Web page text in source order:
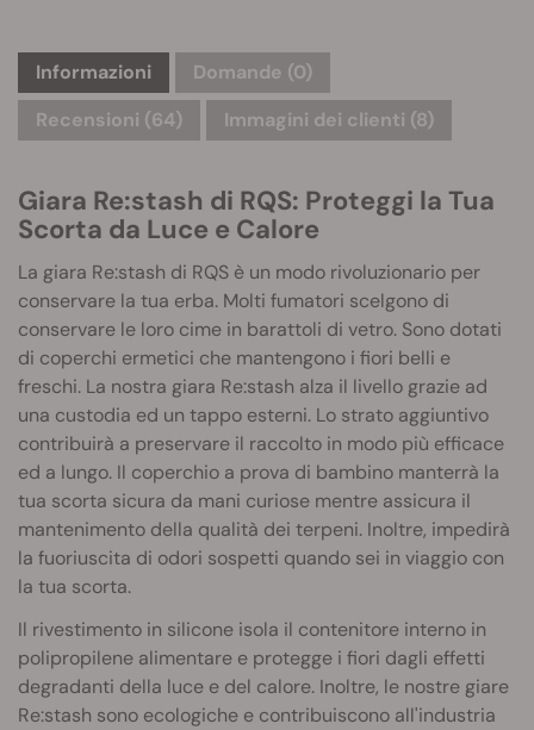
Informazioni Domande (0)
Recensioni (64)
Immagini dei clienti (8)
Giara Re:stash di RQS: Proteggi la Tua
Scorta da Luce e Calore
La giara Re:stash di RQS è un modo rivoluzionario per
conservare la tua erba. Molti fumatori scelgono di
conservare le loro cime in barattoli di vetro. Sono dotati
di coperchi ermetici che mantengono i fiori belli e
freschi. La nostra giara Re:stash alza il livello grazie ad
una custodia ed un tappo esterni. Lo strato aggiuntivo
contribuirà a preservare il raccolto in modo più efficace
ed a lungo. Il coperchio a prova di bambino manterrà la
tua scorta sicura da mani curiose mentre assicura il
mantenimento della qualità dei terpeni. Inoltre, impedirà
la fuoriuscita di odori sospetti quando sei in viaggio con
la tua scorta.
Il rivestimento in silicone isola il contenitore interno in
polipropilene alimentare e protegge i fiori dagli effetti
degradanti della luce e del calore. Inoltre, le nostre giare
Re:stash sono ecologiche e contribuiscono all'industria